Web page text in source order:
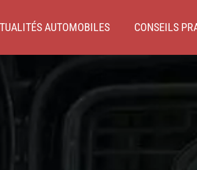
AUTOMOBILES CONSEILS